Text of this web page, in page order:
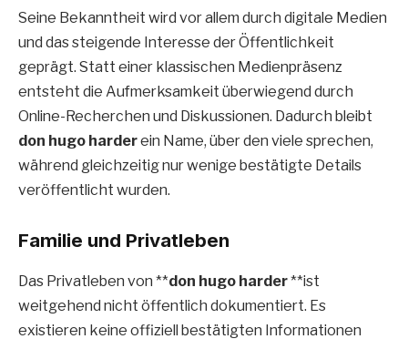
Seine Bekanntheit wird vor allem durch digitale Medien
und das steigende Interesse der Öffentlichkeit
geprägt. Statt einer klassischen Medienpräsenz
entsteht die Aufmerksamkeit überwiegend durch
Online-Recherchen und Diskussionen. Dadurch bleibt
don hugo harderein Name, über den viele sprechen,
während gleichzeitig nur wenige bestätigte Details
veröffentlicht wurden.
Familie und Privatleben
Das Privatleben von **don hugo harder**ist
weitgehend nicht öffentlich dokumentiert. Es
existieren keine offiziell bestätigten Informationen